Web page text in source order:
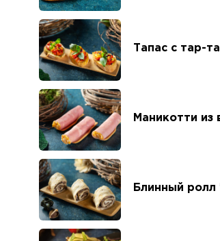
Тапас с тар-
Маникотти из
Блинный